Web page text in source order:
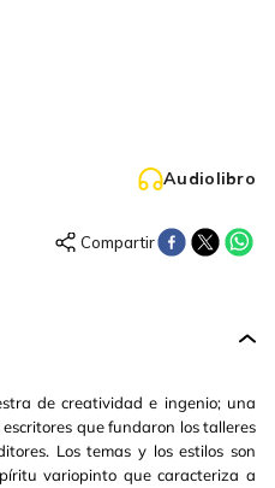
Audiolibro
de creatividad e ingenio; una
que fundaron los talleres
Los temas y los estilos son
variopinto que caracteriza a